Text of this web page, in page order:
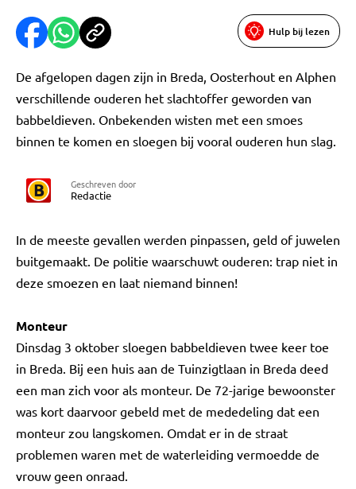
Hulp bij lezen
De afgelopen dagen zijn in Breda, Oosterhout en Alphen
verschillende ouderen het slachtoffer geworden van
babbeldieven. Onbekenden wisten met een smoes
binnen te komen en sloegen bij vooral ouderen hun slag.
Geschreven door
Redactie
In de meeste gevallen werden pinpassen, geld of juwelen
buitgemaakt. De politie waarschuwt ouderen: trap niet in
deze smoezen en laat niemand binnen!
Monteur
Dinsdag 3 oktober sloegen babbeldieven twee keer toe
in Breda. Bij een huis aan de Tuinzigtlaan in Breda deed
een man zich voor als monteur. De 72-jarige bewoonster
was kort daarvoor gebeld met de mededeling dat een
monteur zou langskomen. Omdat er in de straat
problemen waren met de waterleiding vermoedde de
vrouw geen onraad.